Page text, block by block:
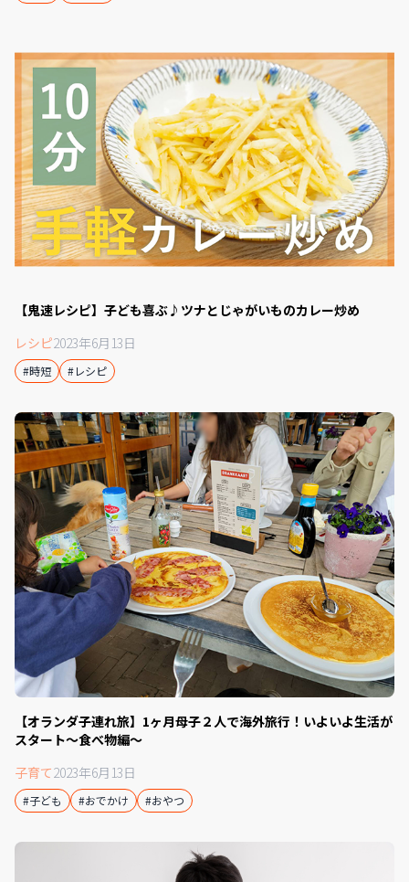
【鬼速レシピ】子ども喜ぶ♪ツナとじゃがいものカレー炒め
レシピ2023年6月13日
#時短 #レシピ
【オランダ子連れ旅】1ヶ月母子２人で海外旅行！いよいよ生活が
スタート〜食べ物編〜
子育て2023年6月13日
#子ども #おでかけ #おやつ